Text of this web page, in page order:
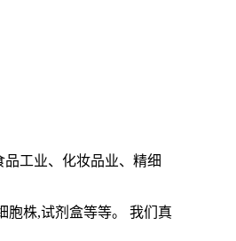
工业、化妆品业、精细
胞株,试剂盒等等。 我们真